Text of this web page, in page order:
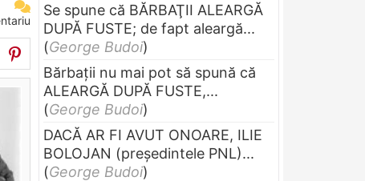
Se spune că BĂRBAŢII ALEARGĂ
DUPĂ FUSTE; de fapt aleargă...
(George Budoi)
Bărbaţii nu mai pot să spună că
ALEARGĂ DUPĂ FUSTE,...
(George Budoi)
DACĂ AR FI AVUT ONOARE, ILIE
BOLOJAN (preşedintele PNL)...
(George Budoi)